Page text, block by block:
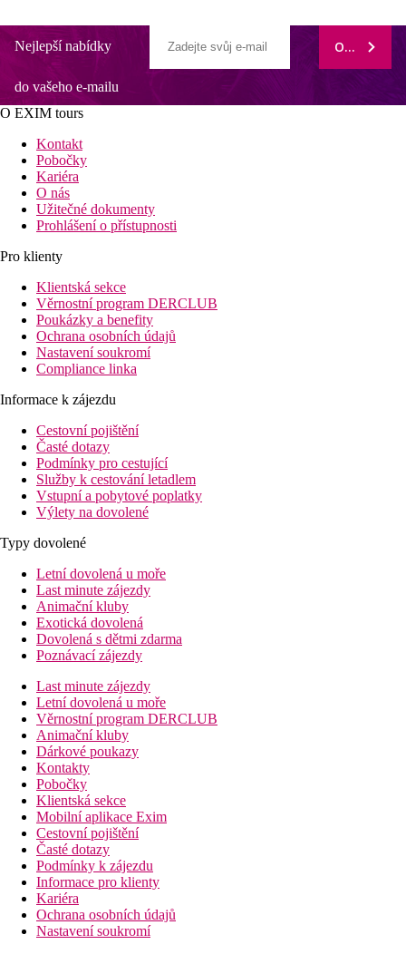
Nejlepší nabídky
do vašeho e-mailu
ODEBÍRAT
O EXIM tours
Kontakt
Pobočky
Kariéra
O nás
Užitečné dokumenty
Prohlášení o přístupnosti
Pro klienty
Klientská sekce
Věrnostní program DERCLUB
Poukázky a benefity
Ochrana osobních údajů
Nastavení soukromí
Compliance linka
Informace k zájezdu
Cestovní pojištění
Časté dotazy
Podmínky pro cestující
Služby k cestování letadlem
Vstupní a pobytové poplatky
Výlety na dovolené
Typy dovolené
Letní dovolená u moře
Last minute zájezdy
Animační kluby
Exotická dovolená
Dovolená s dětmi zdarma
Poznávací zájezdy
Last minute zájezdy
Letní dovolená u moře
Věrnostní program DERCLUB
Animační kluby
Dárkové poukazy
Kontakty
Pobočky
Klientská sekce
Mobilní aplikace Exim
Cestovní pojištění
Časté dotazy
Podmínky k zájezdu
Informace pro klienty
Kariéra
Ochrana osobních údajů
Nastavení soukromí